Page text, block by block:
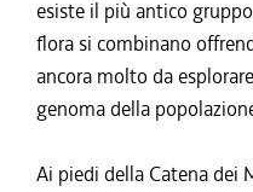
esiste il più antico
flora si combinano
ancora molto da
genoma della
Ai piedi della Catena dei